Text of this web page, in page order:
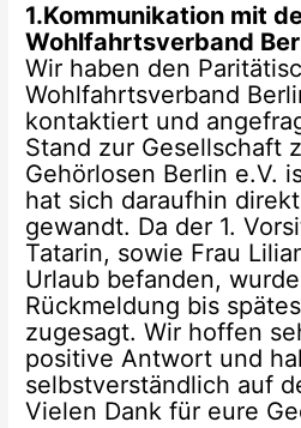
1.Kommunikation mit
Wohlfahrtsverband
Wir haben den
Wohlfahrtsverband
kontaktiert und
Stand zur Gesellschaft
Gehörlosen Berlin e.V.
hat sich daraufhin
gewandt. Da der 1.
Tatarin, sowie Frau
Urlaub befanden,
Rückmeldung bis
zugesagt. Wir hoffen
positive Antwort und
selbstverständlich auf
Vielen Dank für eure